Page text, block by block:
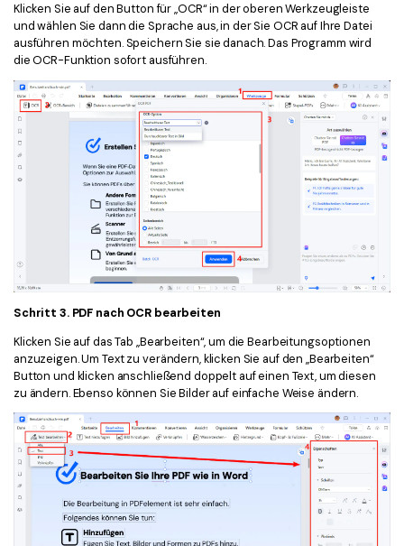
Klicken Sie auf den Button für „OCR“ in der oberen Werkzeugleiste
und wählen Sie dann die Sprache aus, in der Sie OCR auf Ihre Datei
ausführen möchten. Speichern Sie sie danach. Das Programm wird
die OCR-Funktion sofort ausführen.
Schritt 3. PDF nach OCR bearbeiten
Klicken Sie auf das Tab „Bearbeiten“, um die Bearbeitungsoptionen
anzuzeigen. Um Text zu verändern, klicken Sie auf den „Bearbeiten“
Button und klicken anschließend doppelt auf einen Text, um diesen
zu ändern. Ebenso können Sie Bilder auf einfache Weise ändern.